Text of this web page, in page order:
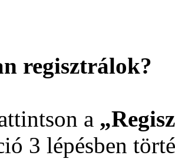
regisztrálok?
a
3 lépésben